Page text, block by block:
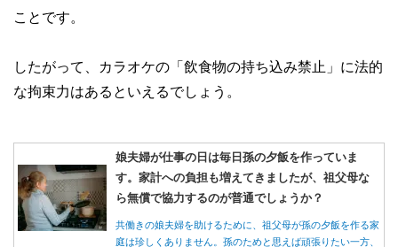
ことです。
したがって、カラオケの「飲食物の持ち込み禁止」に法的
な拘束力はあるといえるでしょう。
娘夫婦が仕事の日は毎日孫の夕飯を作っていま
す。家計への負担も増えてきましたが、祖父母な
ら無償で協力するのが普通でしょうか？
共働きの娘夫婦を助けるために、祖父母が孫の夕飯を作る家
庭は珍しくありません。孫のためと思えば頑張りたい一方、